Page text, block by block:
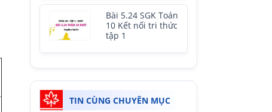
Bài 5.24 SGK Toán
10 Kết nối tri thức
tập 1
TIN CÙNG CHUYÊN MỤC